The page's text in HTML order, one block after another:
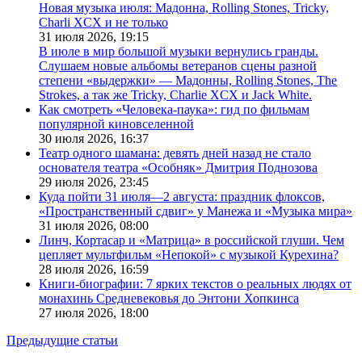
Новая музыка июля: Мадонна, Rolling Stones, Tricky,
Charli XCX и не только
31 июля 2026, 19:15
В июле в мир большой музыки вернулись гранды.
Слушаем новые альбомы ветеранов сцены разной
степени «выдержки» — Мадонны, Rolling Stones, The
Strokes, а так же Tricky, Charlie XCX и Jack White.
Как смотреть «Человека-паука»: гид по фильмам
популярной киновселенной
30 июля 2026, 16:37
Театр одного шамана: девять дней назад не стало
основателя театра «Особняк» Дмитрия Поднозова
29 июля 2026, 23:45
Куда пойти 31 июля—2 августа: праздник флоксов,
«Пространственный сдвиг» у Манежа и «Музыка мира»
31 июля 2026, 08:00
Линч, Кортасар и «Матрица» в российской глуши. Чем
цепляет мультфильм «Непокой» с музыкой Курехина?
28 июля 2026, 16:59
Книги-биографии: 7 ярких текстов о реальных людях от
монахинь Средневековья до Энтони Хопкинса
27 июля 2026, 18:00
Предыдущие статьи